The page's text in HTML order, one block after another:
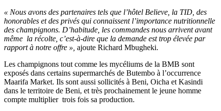
« Nous avons des partenaires tels que l’hôtel Believe, la TID, des
honorables et des privés qui connaissent l’importance nutritionnelle
des champignons. D’habitude, les commandes nous arrivent avant
même la récolte, c’est-à-dire que la demande est trop élevée par
rapport à notre offre », ajoute Richard Mbugheki.
Les champignons tout comme les mycéliums de la BMB sont
exposés dans certains supermarchés de Butembo à l’occurrence
Maarifa Market. Ils sont aussi sollicités à Beni, Oicha et Kasindi
dans le territoire de Beni, et très prochainement le jeune homme
compte multiplier trois fois sa production.